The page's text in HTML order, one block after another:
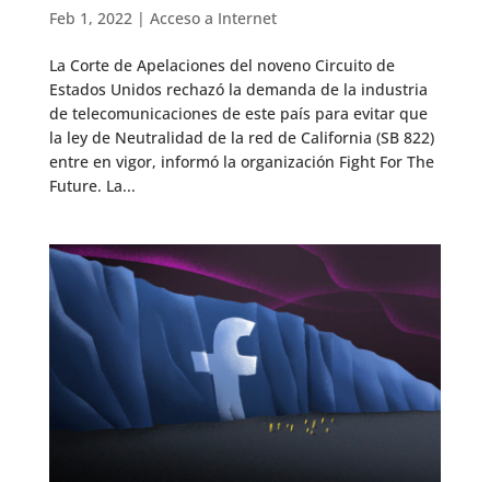
Feb 1, 2022| Acceso a Internet
La Corte de Apelaciones del noveno Circuito de
Estados Unidos rechazó la demanda de la industria
de telecomunicaciones de este país para evitar que
la ley de Neutralidad de la red de California (SB 822)
entre en vigor, informó la organización Fight For The
Future. La...